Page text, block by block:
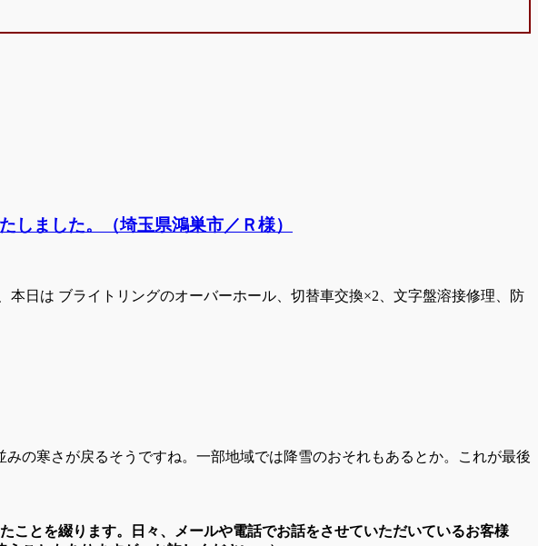
しました。（埼玉県鴻巣市／Ｒ様）
日は ブライトリングのオーバーホール、切替車交換×2、文字盤溶接修理、防
の寒さが戻るそうですね。一部地域では降雪のおそれもあるとか。これが最後
ことを綴ります。日々、メールや電話でお話をさせていただいているお客様